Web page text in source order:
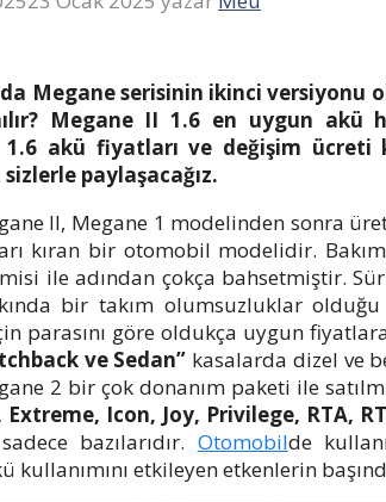
Megane serisinin ikinci
Megane II 1.6 en uygun akü
1.6 akü fiyatları ve değişim ücreti
sizlerle paylaşacağız.
II, Megane 1 modelinden sonra
kıran bir otomobil modelidir.
ile adından çokça bahsetmiştir.
bir takım olumsuzluklar
parasını göre oldukça uygun
ve Sedan” kasalarda dizel ve
2 bir çok donanım paketi ile
Extreme, Icon, Joy, Privilege, RTA,
bazılarıdır. Otomobilde
kullanımını etkileyen etkenlerin